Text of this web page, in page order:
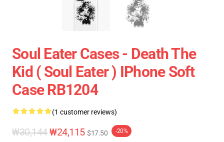
Soul Eater Cases - Death The
Kid ( Soul Eater ) IPhone Soft
Case RB1204
(1 customer reviews)
₩30,144₩24,115 $17.50 -20%